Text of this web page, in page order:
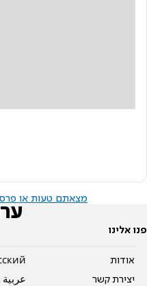
מצאתם טעות או
פנו אלינו
אודות
יצירת קשר
عربية